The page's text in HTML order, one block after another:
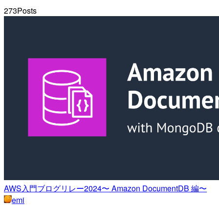
273Posts
AWS入門ブログリレー2024〜 Amazon DocumentDB 編〜
emi